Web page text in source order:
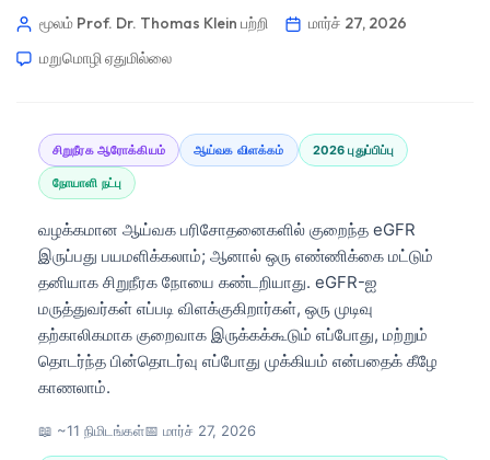
மூலம் Prof. Dr. Thomas Klein பற்றி
மார்ச் 27, 2026
மறுமொழி ஏதுமில்லை
சிறுநீரக ஆரோக்கியம் ஆய்வக விளக்கம் 2026 புதுப்பிப்பு
நோயாளி நட்பு
வழக்கமான ஆய்வக பரிசோதனைகளில் குறைந்த eGFR
இருப்பது பயமளிக்கலாம்; ஆனால் ஒரு எண்ணிக்கை மட்டும்
தனியாக சிறுநீரக நோயை கண்டறியாது. eGFR-ஐ
மருத்துவர்கள் எப்படி விளக்குகிறார்கள், ஒரு முடிவு
தற்காலிகமாக குறைவாக இருக்கக்கூடும் எப்போது, மற்றும்
தொடர்ந்த பின்தொடர்வு எப்போது முக்கியம் என்பதைக் கீழே
காணலாம்.
📖 ~11 நிமிடங்கள்📅 மார்ச் 27, 2026